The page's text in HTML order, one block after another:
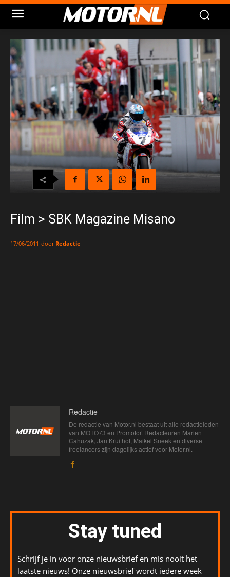
Film > SBK Magazine Misano
17/06/2011 door Redactie
Redactie
De redactie van Motor.nl bestaat uit alle redactieleden
van MOTO73 en Promotor. Redacteuren Marien
Cahuzak, Jan Kruithof, Maikel Sneek en diverse
freelancers zijn dagelijks actief voor Motor.nl.
Stay tuned
Schrijf je in voor onze nieuwsbrief en mis nooit het
laatste nieuws! Onze nieuwsbrief wordt iedere week